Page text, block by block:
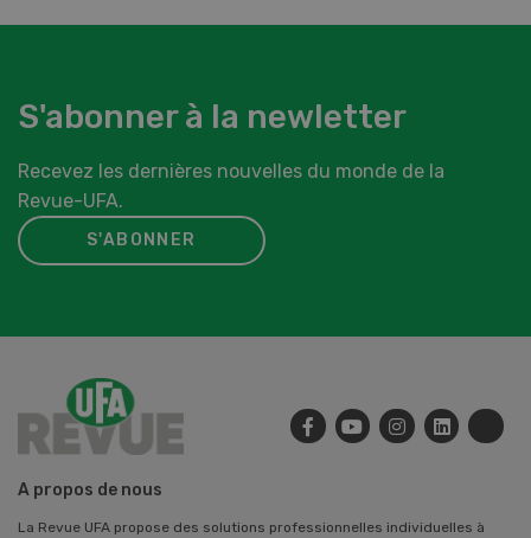
S'abonner à la newletter
Recevez les dernières nouvelles du monde de la
Revue-UFA.
S'ABONNER
A propos de nous
La Revue UFA propose des solutions professionnelles individuelles à